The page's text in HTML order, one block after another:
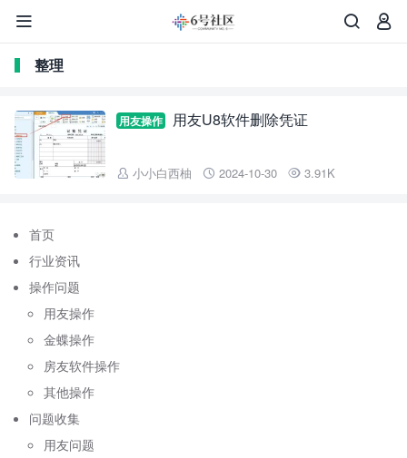



整理
用友操作 用友U8软件删除凭证
 小小白西柚  2024-10-30  3.91K
首页
行业资讯
操作问题
用友操作
金蝶操作
房友软件操作
其他操作
问题收集
用友问题